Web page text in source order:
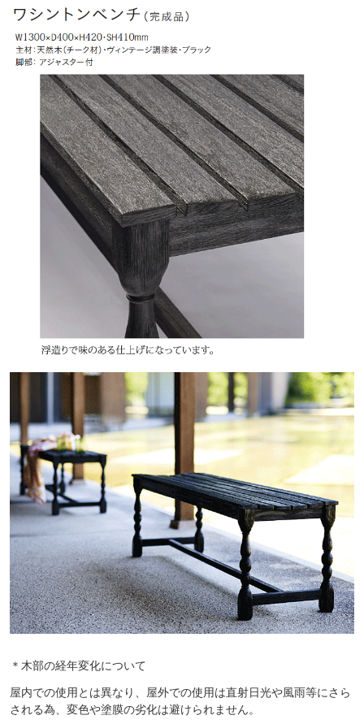
＊木部の経年変化について
屋内での使用とは異なり、屋外での使用は直射日光や風雨等にさら
される為、変色や塗膜の劣化は避けられません。